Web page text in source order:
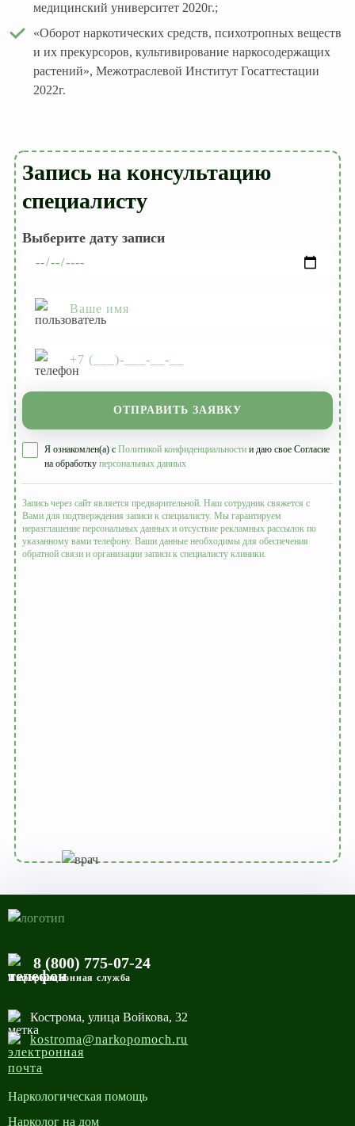
медицинский университет 2020г.;
«Оборот наркотических средств, психотропных веществ
и их прекурсоров, культивирование наркосодержащих
растений», Межотраслевой Институт Госаттестации
2022г.
Запись на консультацию
специалисту
Выберите дату записи
ОТПРАВИТЬ ЗАЯВКУ
Я ознакомлен(а) с Политикой конфиденциальности и даю свое Согласие
на обработку персональных данных
Запись через сайт является предварительной. Наш сотрудник свяжется с
Вами для подтверждения записи к специалисту. Мы гарантируем
неразглашение персональных данных и отсуствие рекламных рассылок по
указанному вами телефону. Ваши данные необходимы для обеспечения
обратной связи и организации записи к специалисту клиники.
8 (800) 775-07-24
Информационная служба
Кострома, улица Войкова, 32
kostroma@narkopomoch.ru
Наркологическая помощь
Нарколог на дом